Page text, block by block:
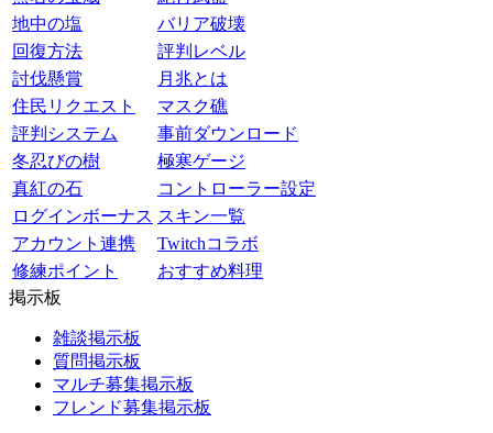
地中の塩
バリア破壊
回復方法
評判レベル
討伐懸賞
月兆とは
住民リクエスト
マスク礁
評判システム
事前ダウンロード
冬忍びの樹
極寒ゲージ
真紅の石
コントローラー設定
ログインボーナス スキン一覧
アカウント連携
Twitchコラボ
修練ポイント
おすすめ料理
掲示板
雑談掲示板
質問掲示板
マルチ募集掲示板
フレンド募集掲示板